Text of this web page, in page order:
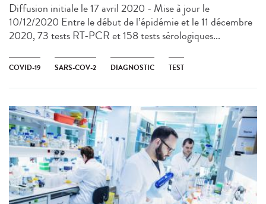
Diffusion initiale le 17 avril 2020 - Mise à jour le
10/12/2020 Entre le début de l’épidémie et le 11 décembre
2020, 73 tests RT-PCR et 158 tests sérologiques...
COVID-19 SARS-COV-2 DIAGNOSTIC TEST